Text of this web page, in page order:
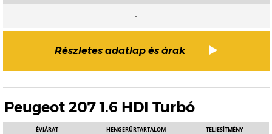
-
Részletes adatlap és árak
Peugeot 207 1.6 HDI Turbó
ÉVJÁRAT HENGERŰRTARTALOM TELJESÍTMÉNY